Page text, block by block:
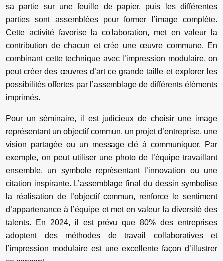
sa partie sur une feuille de papier, puis les différentes
parties sont assemblées pour former l’image complète.
Cette activité favorise la collaboration, met en valeur la
contribution de chacun et crée une œuvre commune. En
combinant cette technique avec l’impression modulaire, on
peut créer des œuvres d’art de grande taille et explorer les
possibilités offertes par l’assemblage de différents éléments
imprimés.
Pour un séminaire, il est judicieux de choisir une image
représentant un objectif commun, un projet d’entreprise, une
vision partagée ou un message clé à communiquer. Par
exemple, on peut utiliser une photo de l’équipe travaillant
ensemble, un symbole représentant l’innovation ou une
citation inspirante. L’assemblage final du dessin symbolise
la réalisation de l’objectif commun, renforce le sentiment
d’appartenance à l’équipe et met en valeur la diversité des
talents. En 2024, il est prévu que 80% des entreprises
adoptent des méthodes de travail collaboratives et
l’impression modulaire est une excellente façon d’illustrer